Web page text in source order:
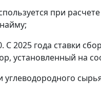
при
С 2025 года ставки
установленный на